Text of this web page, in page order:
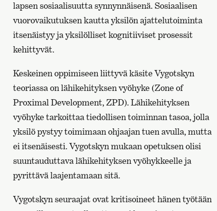
lapsen sosiaalisuutta synnynnäisenä. Sosiaalisen
vuorovaikutuksen kautta yksilön ajattelutoiminta
itsenäistyy ja yksilölliset kognitiiviset prosessit
kehittyvät.
Keskeinen oppimiseen liittyvä käsite Vygotskyn
teoriassa on lähikehityksen vyöhyke (Zone of
Proximal Development, ZPD). Lähikehityksen
vyöhyke tarkoittaa tiedollisen toiminnan tasoa, jolla
yksilö pystyy toimimaan ohjaajan tuen avulla, mutta
ei itsenäisesti. Vygotskyn mukaan opetuksen olisi
suuntauduttava lähikehityksen vyöhykkeelle ja
pyrittävä laajentamaan sitä.
Vygotskyn seuraajat ovat kritisoineet hänen työtään